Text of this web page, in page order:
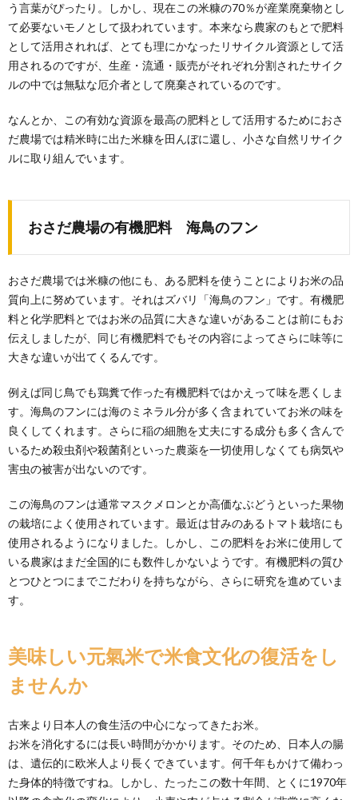
う言葉がぴったり。しかし、現在この米糠の70％が産業廃棄物とし
て必要ないモノとして扱われています。本来なら農家のもとで肥料
として活用されれば、とても理にかなったリサイクル資源として活
用されるのですが、生産・流通・販売がそれぞれ分割されたサイク
ルの中では無駄な厄介者として廃棄されているのです。
なんとか、この有効な資源を最高の肥料として活用するためにおさ
だ農場では精米時に出た米糠を田んぼに還し、小さな自然リサイク
ルに取り組んでいます。
おさだ農場の有機肥料 海鳥のフン
おさだ農場では米糠の他にも、ある肥料を使うことによりお米の品
質向上に努めています。それはズバリ「海鳥のフン」です。有機肥
料と化学肥料とではお米の品質に大きな違いがあることは前にもお
伝えしましたが、同じ有機肥料でもその内容によってさらに味等に
大きな違いが出てくるんです。
例えば同じ鳥でも鶏糞で作った有機肥料ではかえって味を悪くしま
す。海鳥のフンには海のミネラル分が多く含まれていてお米の味を
良くしてくれます。さらに稲の細胞を丈夫にする成分も多く含んで
いるため殺虫剤や殺菌剤といった農薬を一切使用しなくても病気や
害虫の被害が出ないのです。
この海鳥のフンは通常マスクメロンとか高価なぶどうといった果物
の栽培によく使用されています。最近は甘みのあるトマト栽培にも
使用されるようになりました。しかし、この肥料をお米に使用して
いる農家はまだ全国的にも数件しかないようです。有機肥料の質ひ
とつひとつにまでこだわりを持ちながら、さらに研究を進めていま
す。
美味しい元氣米で米食文化の復活をし
ませんか
古来より日本人の食生活の中心になってきたお米。
お米を消化するには長い時間がかかります。そのため、日本人の腸
は、遺伝的に欧米人より長くできています。何千年もかけて備わっ
た身体的特徴ですね。しかし、たったこの数十年間、とくに1970年